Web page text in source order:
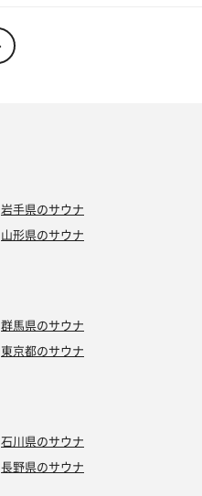
岩手県のサウナ
山形県のサウナ
群馬県のサウナ
東京都のサウナ
石川県のサウナ
長野県のサウナ